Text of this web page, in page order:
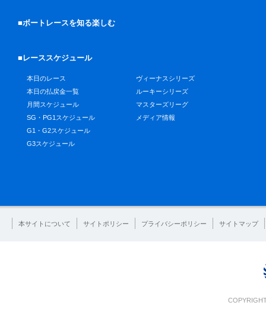
■ボートレースを知る楽しむ
■レーススケジュール
本日のレース
本日の払戻金一覧
月間スケジュール
SG・PG1スケジュール
G1・G2スケジュール
G3スケジュール
ヴィーナスシリーズ
ルーキーシリーズ
マスターズリーグ
メディア情報
本サイトについて サイトポリシー プライバシーポリシー サイトマップ